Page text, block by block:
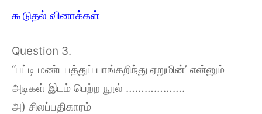
கூடுதல் வினாக்கள்
Question 3.
“பட்டி மண்டபத்துப் பாங்கறிந்து ஏறுமின்’ என்னும்
அடிகள் இடம் பெற்ற நூல் ……………….
அ) சிலப்பதிகாரம்